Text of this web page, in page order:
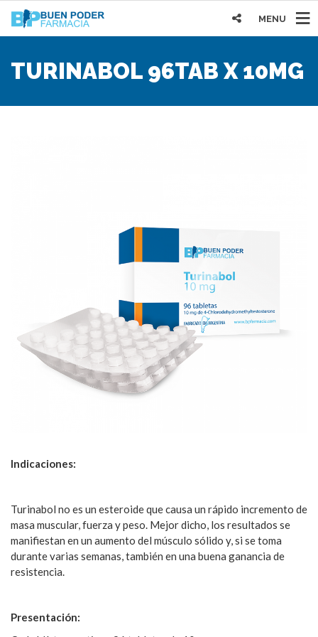
MENU
TURINABOL 96TAB X 10MG
Indicaciones:
Turinabol no es un esteroide que causa un rápido incremento de
masa muscular, fuerza y peso. Mejor dicho, los resultados se
manifiestan en un aumento del músculo sólido y, si se toma
durante varias semanas, también en una buena ganancia de
resistencia.
Presentación: